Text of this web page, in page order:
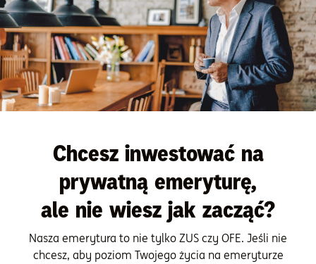
Chcesz inwestować na
prywatną emeryturę,
ale nie wiesz jak zacząć?
Nasza emerytura to nie tylko ZUS czy OFE. Jeśli nie
chcesz, aby poziom Twojego życia na emeryturze